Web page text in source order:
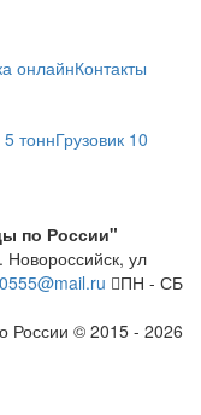
онлайнКонтакты
тоннГрузовик 10
по России"
Новороссийск, ул
ПН - СБ
России © 2015 - 2026